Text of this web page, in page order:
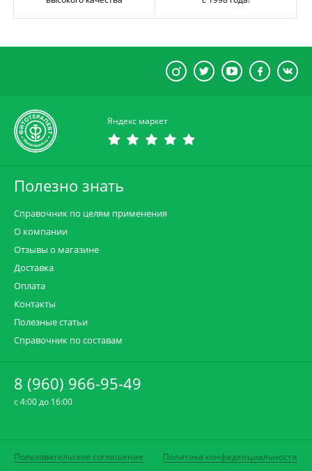
Яндекс маркет
Полезно знать
Справочник по целям применения
О компании
Отзывы о магазине
Доставка
Оплата
Контакты
Полезные статьи
Справочник по составам
8 (960) 966-95-49
c 4:00 до 16:00
Пользовательское соглашение Политика конфиденциальности